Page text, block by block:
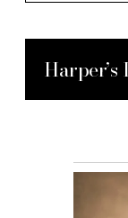
Harper’s